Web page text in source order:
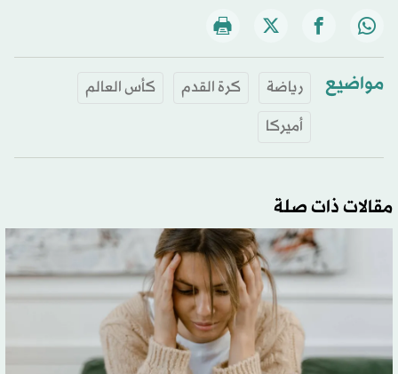
مواضيع رياضة كرة القدم
كأس العالم
أميركا
مقالات ذات صلة